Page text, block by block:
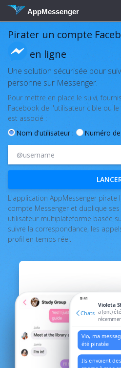
AppMessenger
Pirater un compte
en ligne
Une solution sécurisée pour
personne sur Messenger.
Pour mettre en place le suivi,
Facebook de l'utilisateur cible ou
est associé :
Nom d'utilisateur :
Numéro
L'application AppMessenger pirate
compte Messenger et duplique
utilisateur multiplateforme basée
suivre la correspondance, les
profil en temps réel.
Chats
Violeta
a (ont) été
Vio, ma
été piratée
Ils envoient des